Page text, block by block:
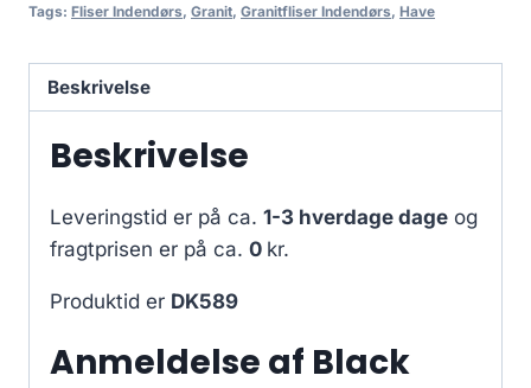
Tags: Fliser Indendørs, Granit, Granitfliser Indendørs, Have
Beskrivelse
Beskrivelse
Leveringstid er på ca. 1-3 hverdage dage og
fragtprisen er på ca. 0 kr.
Produktid er DK589
Anmeldelse af Black